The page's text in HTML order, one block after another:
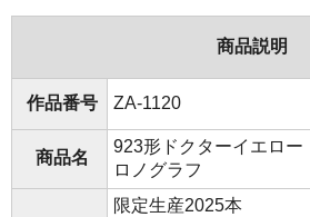
商品説明
作品番号 ZA-1120
商品名
923形ドクターイエロー
ロノグラフ
限定生産2025本